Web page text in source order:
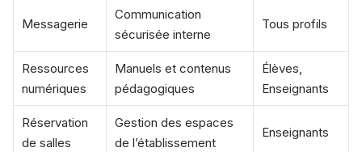
Messagerie
Communication
sécurisée interne
Tous profils
Ressources
numériques
Manuels et contenus
pédagogiques
Élèves,
Enseignants
Réservation
de salles
Gestion des espaces
de l’établissement
Enseignants